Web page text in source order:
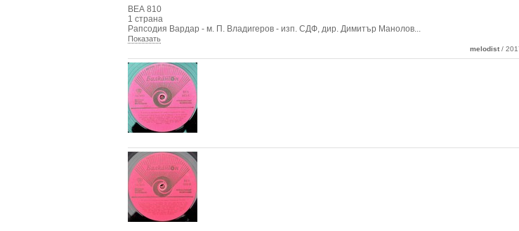
ВЕА 810
1 страна
Рапсодия Вардар - м. П. Владигеров - изп. СДФ, дир. Димитър Манолов...
Показать
melodist /